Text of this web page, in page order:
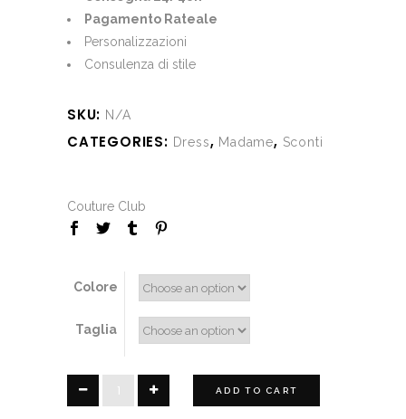
Pagamento Rateale
Personalizzazioni
Consulenza di stile
SKU: N/A
CATEGORIES: Dress, Madame, Sconti
Couture Club
Colore
Taglia
quantity
ADD TO CART